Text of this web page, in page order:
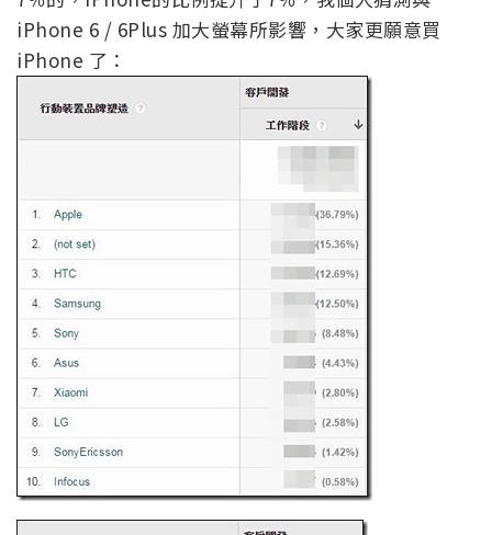
iPhone 6 / 6Plus 加大螢幕所影響，大家更願意買
iPhone 了：